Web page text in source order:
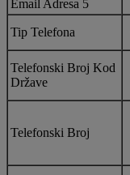
Email Adresa 5
Tip Telefona
Telefonski Broj Kod
Države
Telefonski Broj